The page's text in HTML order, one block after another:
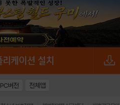
PC버전 전체앱